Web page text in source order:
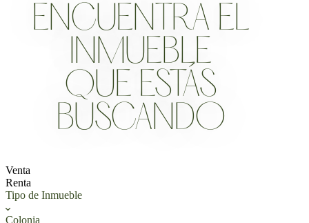
ENCUENTRA EL
INMUEBLE
QUE ESTÁS
BUSCANDO
Venta
Renta
Tipo de Inmueble
Colonia